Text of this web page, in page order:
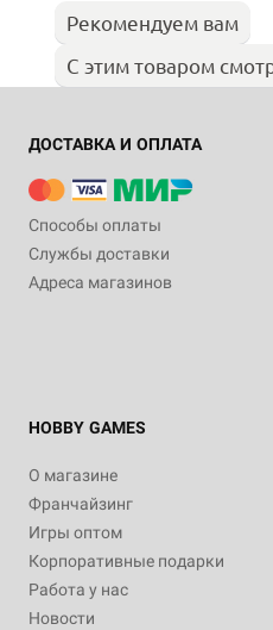
Рекомендуем вам
С этим товаром
ДОСТАВКА И ОПЛАТА
Способы оплаты
Службы доставки
Адреса магазинов
HOBBY GAMES
О магазине
Франчайзинг
Игры оптом
Корпоративные подарки
Работа у нас
Новости